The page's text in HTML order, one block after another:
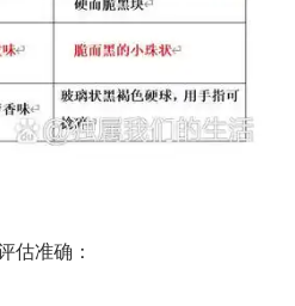
估准确：